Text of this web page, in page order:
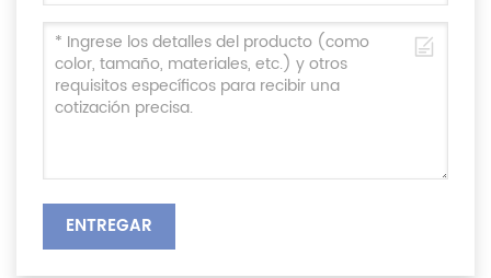
ENTREGAR